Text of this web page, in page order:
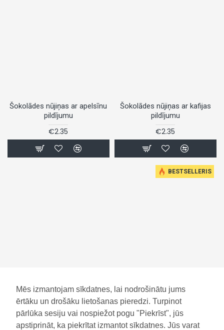
Mēs izmantojam sīkdatnes, lai nodrošinātu jums
ērtāku un drošāku lietošanas pieredzi. Turpinot
pārlūka sesiju vai nospiežot pogu "Piekrīst", jūs
apstiprināt, ka piekrītat izmantot sīkdatnes. Jūs varat
Šokolādes nūjiņas ar apelsīnu
pildījumu
€2.35
Šokolādes nūjiņas ar kafijas
pildījumu
€2.35
€2.35
BESTSELLERIS
HOT WHEELS, 20g
€0.97